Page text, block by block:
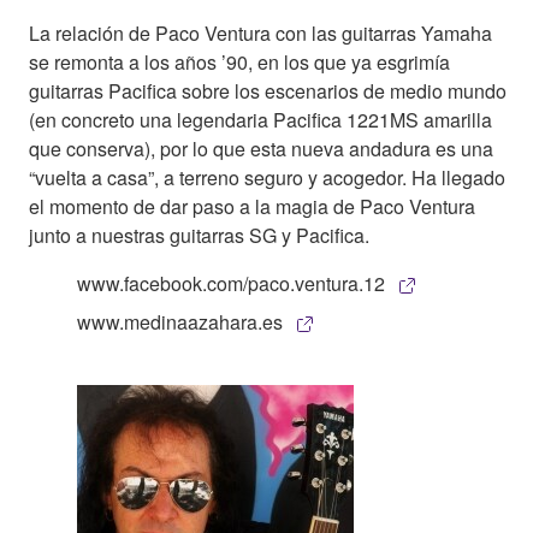
La relación de Paco Ventura con las guitarras Yamaha
se remonta a los años ’90, en los que ya esgrimía
guitarras Pacifica sobre los escenarios de medio mundo
(en concreto una legendaria Pacifica 1221MS amarilla
que conserva), por lo que esta nueva andadura es una
“vuelta a casa”, a terreno seguro y acogedor. Ha llegado
el momento de dar paso a la magia de Paco Ventura
junto a nuestras guitarras SG y Pacifica.
www.facebook.com/paco.ventura.12
www.medinaazahara.es